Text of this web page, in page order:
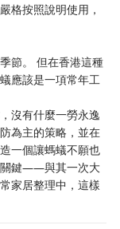
格按照說明使用，
節。 但在香港這種
應該是一項常年工
沒有什麼一勞永逸
為主的策略，並在
一個讓螞蟻不願也
關鍵——與其一次大
家居整理中，這樣